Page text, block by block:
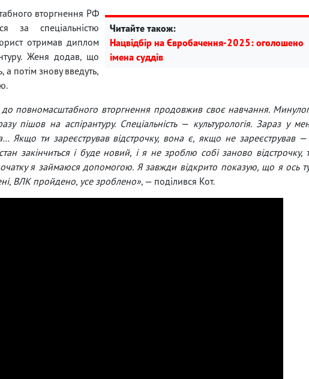
Читайте також:
Нацвідбір на Євробачення-2025: оголошено
імена суддів
вторгнення РФ
за спеціальністю
отримав диплом
Женя додав, що
потім знову введуть,
до повномасштабного вторгнення продовжив своє навчання.
пішов на аспірантуру. Спеціальність — культурологія. Зараз у
Якщо ти зареєстрував відстрочку, вона є, якщо не зареєстрував —
закінчиться і буде новий, і я не зроблю собі заново відстрочку,
я займаюся допомогою. Я завжди відкрито показую, що я ось
ВЛК пройдено, усе зроблено», — поділився Кот.